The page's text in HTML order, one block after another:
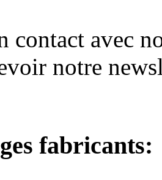
contact avec
notre
fabricants: